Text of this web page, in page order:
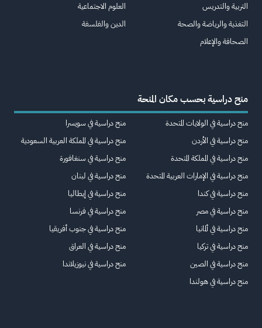
التربية والتدريس
التغذية والرياضة والصحة
الصحافة والإعلام
العلوم الاجتماعية
الدين والفلسفة
منح دراسية بحسب مكان المنحة
منح دراسية في الولايات المتحدة
منح دراسية في الأردن
منح دراسية في المملكة المتحدة
منح دراسية في الإمارات العربية المتحدة
منح دراسية في كندا
منح دراسية في مصر
منح دراسية في ألمانيا
منح دراسية في تركيا
منح دراسية في الصين
منح دراسية في هولندا
منح دراسية في سويسرا
منح دراسية في المملكة العربية السعودية
منح دراسية في سنغافورة
منح دراسية في لبنان
منح دراسية في إيطاليا
منح دراسية في فرنسا
منح دراسية في جنوب أفريقيا
منح دراسية في العراق
منح دراسية في نيوزيلاندا